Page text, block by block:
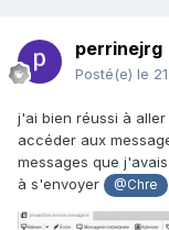
perrinejrg
Posté(e) le
j'ai bien réussi à
accéder aux
messages que
à s'envoyer
@Chre